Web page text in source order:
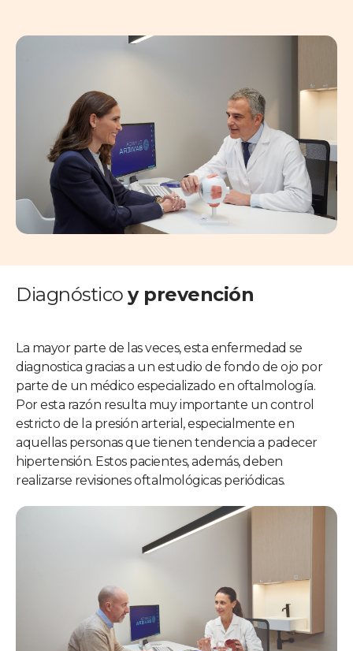
Diagnósticoy prevención
La mayor parte de las veces, esta enfermedad se
diagnostica gracias a un estudio de fondo de ojo por
parte de un médico especializado en oftalmología.
Por esta razón resulta muy importante un control
estricto de la presión arterial, especialmente en
aquellas personas que tienen tendencia a padecer
hipertensión. Estos pacientes, además, deben
realizarse revisiones oftalmológicas periódicas.